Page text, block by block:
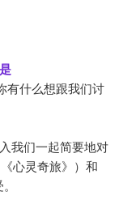
有什么想跟我们讨
我们一起简要地对
心灵奇旅》）和